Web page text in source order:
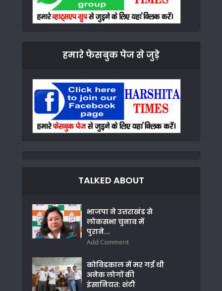
हमारे फेसबुक पेज से जुड़े
TALKED ABOUT
भाजपा ने उत्तराखंड से
लोकसभा चुनाव में
पुराने...
Add Comment
कोविडकाल में मर गई थी
अनेक लोगों की
इंसानियत: शंटी